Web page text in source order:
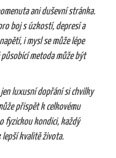
ani duševní stránka.
boj s úzkostí, depresí a
i mysl se může lépe
metoda může být
luxusní dopřání si chvilky
přispět k celkovému
fyzickou kondici, každý
kvalitě života.